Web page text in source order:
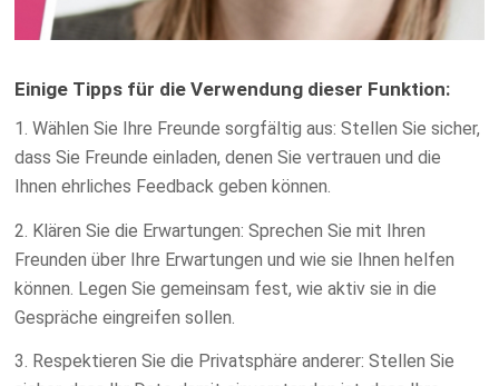
Einige Tipps für die Verwendung dieser Funktion:
1. Wählen Sie Ihre Freunde sorgfältig aus: Stellen Sie sicher,
dass Sie Freunde einladen, denen Sie vertrauen und die
Ihnen ehrliches Feedback geben können.
2. Klären Sie die Erwartungen: Sprechen Sie mit Ihren
Freunden über Ihre Erwartungen und wie sie Ihnen helfen
können. Legen Sie gemeinsam fest, wie aktiv sie in die
Gespräche eingreifen sollen.
3. Respektieren Sie die Privatsphäre anderer: Stellen Sie